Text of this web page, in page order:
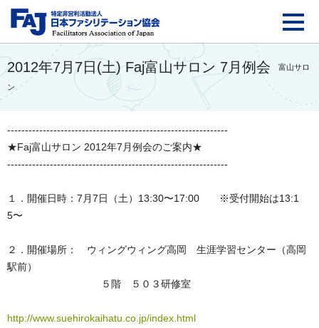
FAJ：特定非営利活動
2012年7月7日(土) Faj富山サロン 7月例会 富山サロ
ン
--------------------------------------------------------------
★Faj富山サロン 2012年7月例会のご案内★
--------------------------------------------------------------
１．開催日時：7月7日（土）13:30〜17:00 ※受付開始は13:1
5〜
２．開催場所： ウィングウィング高岡 生涯学習センター（高岡
駅前）
５階 ５０３研修室
http://www.suehirokaihatu.co.jp/index.html